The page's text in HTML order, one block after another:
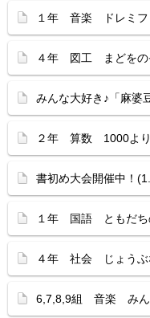
１年 音楽 ドレミフ
４年 図工 まどをの
みんな大好き♪「麻婆
２年 算数 1000より
書初め大会開催中！
１年 国語 ともだち
４年 社会 じょうぶ
6,7,8,9組 音楽 みん